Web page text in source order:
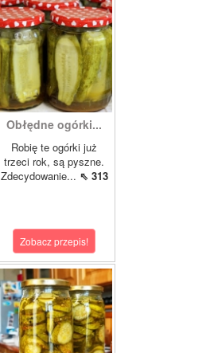
Obłędne ogórki...
Robię te ogórki już
trzeci rok, są pyszne.
Zdecydowanie... ⇖ 313
Zobacz przepis!